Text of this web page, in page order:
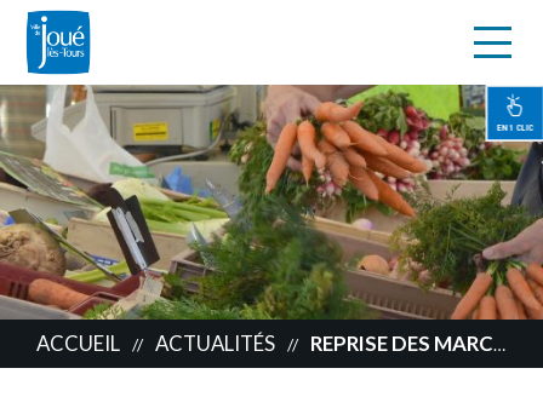
Aller
au
contenu
principal
EN 1 CLIC
ACCUEIL // ACTUALITÉS // REPRISE DES MARCHÉS DE PLEIN AIR